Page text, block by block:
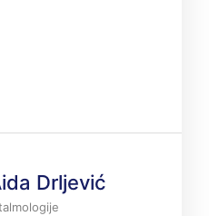
Drljević